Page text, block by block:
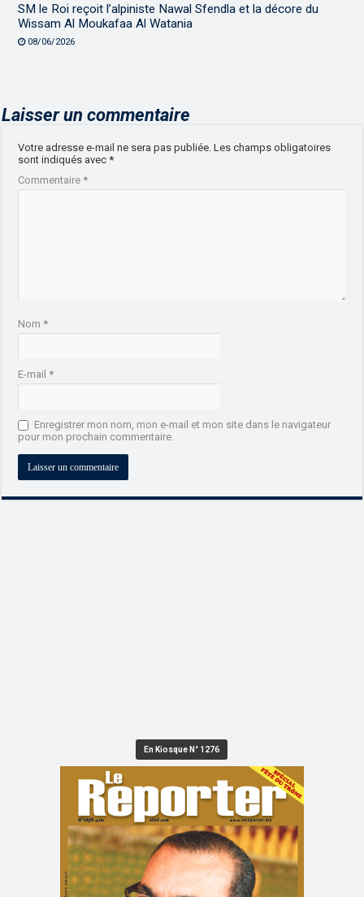
SM le Roi reçoit l’alpiniste Nawal Sfendla et la décore du
Wissam Al Moukafaa Al Watania
08/06/2026
Laisser un commentaire
Votre adresse e-mail ne sera pas publiée. Les champs obligatoires
sont indiqués avec*
Commentaire*
Nom*
E-mail*
Enregistrer mon nom, mon e-mail et mon site dans le navigateur
pour mon prochain commentaire.
En Kiosque N° 1276